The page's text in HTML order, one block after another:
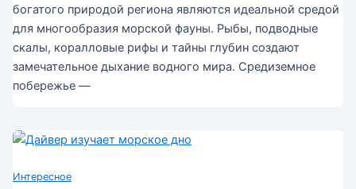
богатого природой региона являются идеальной средой
для многообразия морской фауны. Рыбы, подводные
скалы, коралловые рифы и тайны глубин создают
замечательное дыхание водного мира. Средиземное
побережье —
Интересное